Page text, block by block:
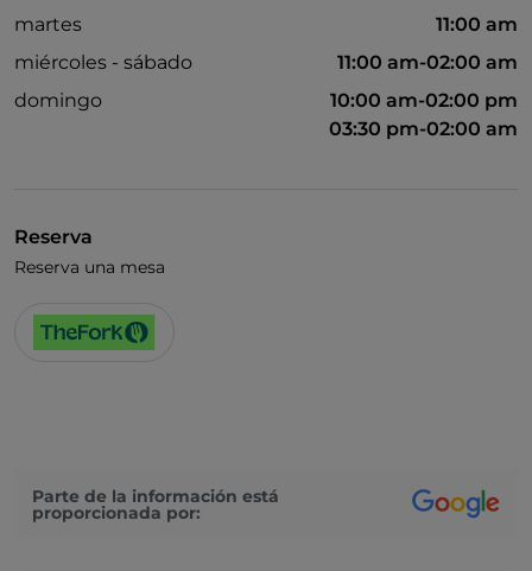
martes
11:00 am
miércoles - sábado
11:00 am-02:00 am
domingo
10:00 am-02:00 pm
03:30 pm-02:00 am
Reserva
Reserva una mesa
Parte de la información está
proporcionada por: